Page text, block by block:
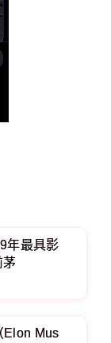
年最具影
茅
Elon Mus